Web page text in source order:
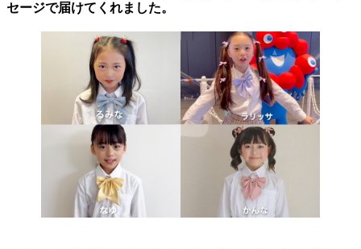
セージで届けてくれました。